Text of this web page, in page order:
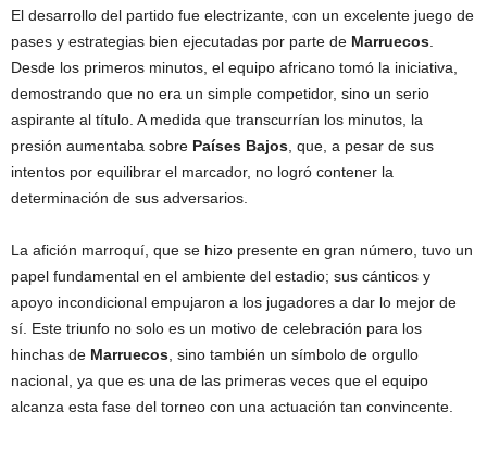
El desarrollo del partido fue electrizante, con un excelente juego de
pases y estrategias bien ejecutadas por parte de Marruecos
Desde los primeros minutos, el equipo africano tomó la iniciativa,
demostrando que no era un simple competidor, sino un serio
aspirante al título. A medida que transcurrían los minutos, la
presión aumentaba sobre Países Bajos , que, a pesar de sus
intentos por equilibrar el marcador, no logró contener la
determinación de sus adversarios.
La afición marroquí, que se hizo presente en gran número, tuvo un
papel fundamental en el ambiente del estadio; sus cánticos y
apoyo incondicional empujaron a los jugadores a dar lo mejor de
sí. Este triunfo no solo es un motivo de celebración para los
hinchas de Marruecos , sino también un símbolo de orgullo
nacional, ya que es una de las primeras veces que el equipo
alcanza esta fase del torneo con una actuación tan convincente.